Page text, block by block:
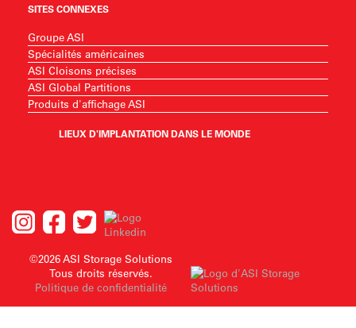
SITES CONNEXES
Groupe ASI
Spécialités américaines
ASI Cloisons précises
ASI Global Partitions
Produits d'affichage ASI
LIEUX D'IMPLANTATION DANS LE MONDE
©2026 ASI Storage Solutions
Tous droits réservés.
Politique de confidentialité